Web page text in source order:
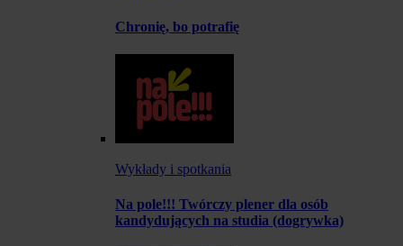
Chronię, bo potrafię
Wykłady i spotkania
Na pole!!! Twórczy plener dla osób
kandydujących na studia (dogrywka)